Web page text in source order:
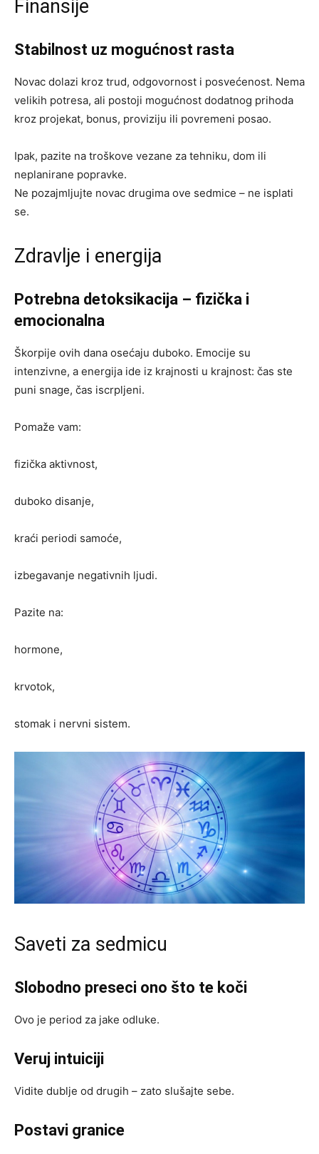
Finansije
Stabilnost uz mogućnost rasta
Novac dolazi kroz trud, odgovornost i posvećenost. Nema
velikih potresa, ali postoji mogućnost dodatnog prihoda
kroz projekat, bonus, proviziju ili povremeni posao.
Ipak, pazite na troškove vezane za tehniku, dom ili
neplanirane popravke.
Ne pozajmljujte novac drugima ove sedmice – ne isplati
se.
Zdravlje i energija
Potrebna detoksikacija – fizička i
emocionalna
Škorpije ovih dana osećaju duboko. Emocije su
intenzivne, a energija ide iz krajnosti u krajnost: čas ste
puni snage, čas iscrpljeni.
Pomaže vam:
fizička aktivnost,
duboko disanje,
kraći periodi samoće,
izbegavanje negativnih ljudi.
Pazite na:
hormone,
krvotok,
stomak i nervni sistem.
Saveti za sedmicu
Slobodno preseci ono što te koči
Ovo je period za jake odluke.
Veruj intuiciji
Vidite dublje od drugih – zato slušajte sebe.
Postavi granice